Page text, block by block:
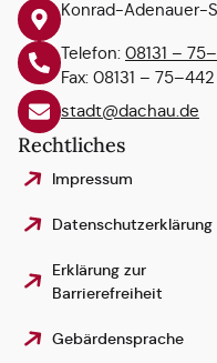
Konrad-Adenauer-
Telefon: 08131 –
Fax: 08131 –
stadt@dachau.de
Rechtliches
Impressum
Datenschutzerklärung
Erklärung zur
Barrierefreiheit
Gebärdensprache